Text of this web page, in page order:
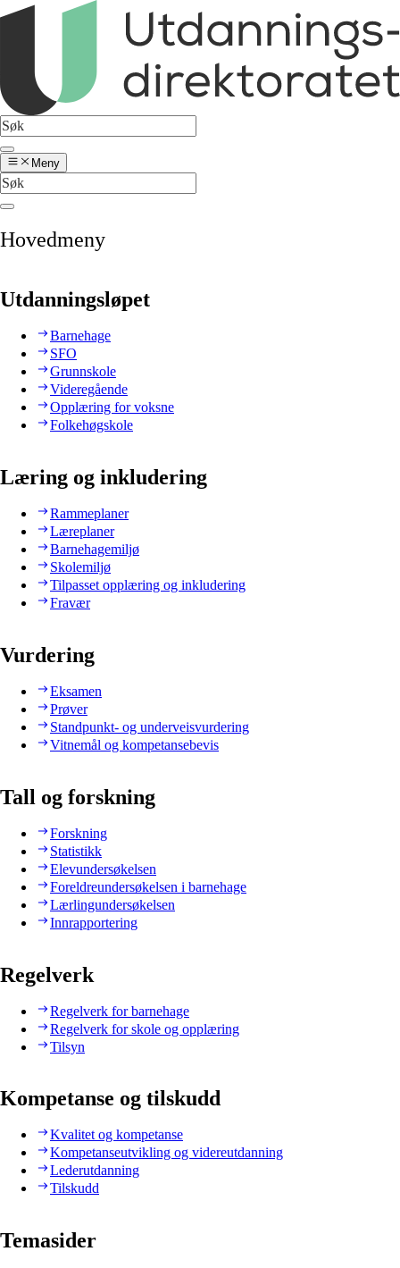
Meny
Hovedmeny
Utdanningsløpet
Barnehage
SFO
Grunnskole
Videregående
Opplæring for voksne
Folkehøgskole
Læring og inkludering
Rammeplaner
Læreplaner
Barnehagemiljø
Skolemiljø
Tilpasset opplæring og inkludering
Fravær
Vurdering
Eksamen
Prøver
Standpunkt- og underveisvurdering
Vitnemål og kompetansebevis
Tall og forskning
Forskning
Statistikk
Elevundersøkelsen
Foreldreundersøkelsen i barnehage
Lærlingundersøkelsen
Innrapportering
Regelverk
Regelverk for barnehage
Regelverk for skole og opplæring
Tilsyn
Kompetanse og tilskudd
Kvalitet og kompetanse
Kompetanseutvikling og videreutdanning
Lederutdanning
Tilskudd
Temasider